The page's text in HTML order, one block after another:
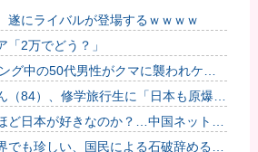
遂にライバルが登場するｗｗｗｗ
「2万でどう？」
グ中の50代男性がクマに襲われケガ
ノワグマに腕や足をかまれる 岐阜...
（84）、修学旅行生に「日本も原爆を
われびっくり！ 被団協代表（85）も
ど日本が好きなのか？…中国ネット
日本が好き」！
でも珍しい、国民による石破辞めるな